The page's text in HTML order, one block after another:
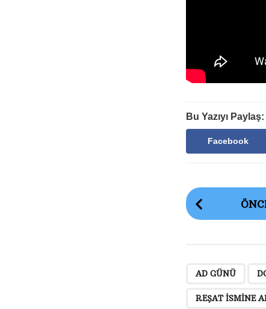
Bu Yazıyı Paylaş:
Facebook
G
ö
AD GÜNÜ
REŞAT ISMINE